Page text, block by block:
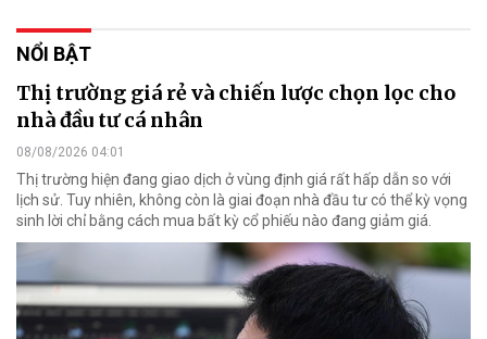
NỔI BẬT
Thị trường giá rẻ và chiến lược chọn lọc cho
nhà đầu tư cá nhân
08/08/2026 04:01
Thị trường hiện đang giao dịch ở vùng định giá rất hấp dẫn so với
lịch sử. Tuy nhiên, không còn là giai đoạn nhà đầu tư có thể kỳ vọng
sinh lời chỉ bằng cách mua bất kỳ cổ phiếu nào đang giảm giá.